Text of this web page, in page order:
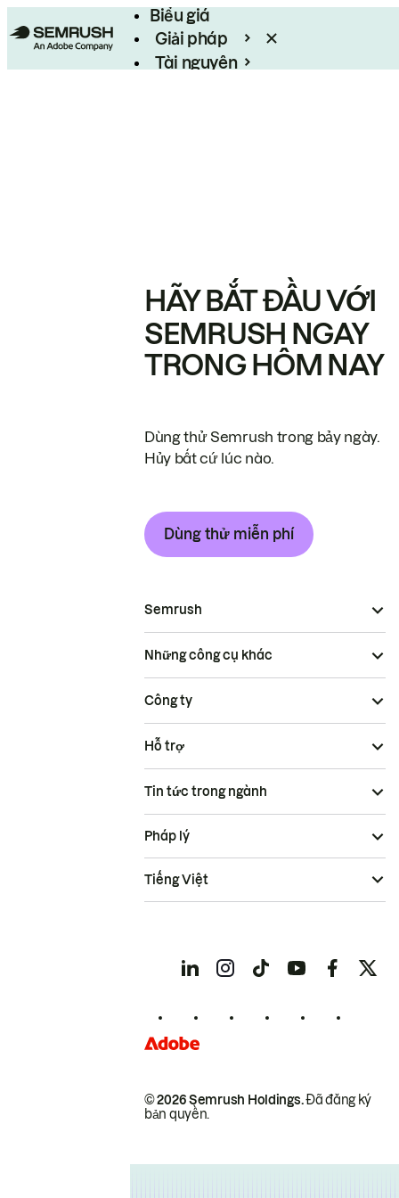
Biểu giá
Giải pháp
Tài nguyên
HÃY BẮT ĐẦU VỚI
SEMRUSH NGAY
TRONG HÔM NAY
Dùng thử Semrush trong bảy ngày.
Hủy bất cứ lúc nào.
Dùng thử miễn phí
Semrush
Những công cụ khác
Công ty
Hỗ trợ
Tin tức trong ngành
© 2026 Semrush Holdings.Đã đăng ký
bản quyền.
Pháp lý
Tiếng Việt